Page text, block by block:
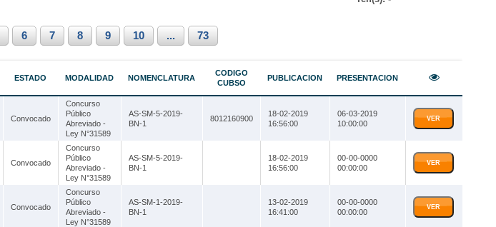
6 7 8 9 10 ... 73
ESTADO MODALIDAD NOMENCLATURA
CODIGO
CUBSO
PUBLICACION PRESENTACION
Convocado
Concurso
Público
Abreviado -
Ley N°31589
AS-SM-5-2019-
BN-1
8012160900
18-02-2019
16:56:00
06-03-2019
10:00:00
VER
Convocado
Concurso
Público
Abreviado -
Ley N°31589
AS-SM-5-2019-
BN-1
18-02-2019
16:56:00
00-00-0000
00:00:00
VER
Convocado
Concurso
Público
Abreviado -
Ley N°31589
AS-SM-1-2019-
BN-1
13-02-2019
16:41:00
00-00-0000
00:00:00
VER